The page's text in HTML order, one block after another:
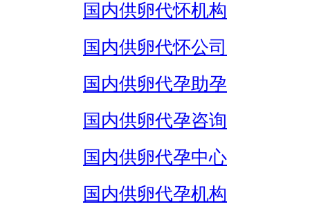
国内供卵代怀机构
国内供卵代怀公司
国内供卵代孕助孕
国内供卵代孕咨询
国内供卵代孕中心
国内供卵代孕机构